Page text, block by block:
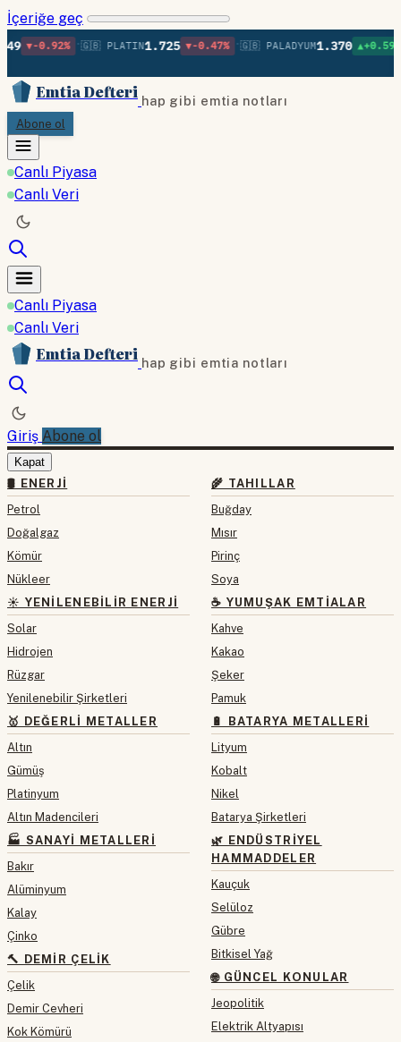
İçeriğe geç
•🇬🇧 PLATIN1.725 ▼-0.47% •🇬🇧 PALADYUM 1.370 ▲+0.59% 🇬🇧
Emtia Defteri hap gibi emtia notları
Abone ol
Canlı Piyasa
Canlı Veri
Canlı Piyasa
Canlı Veri
Emtia Defteri hap gibi emtia notları
Giriş Abone ol
Kapat
🛢 ENERJI
Petrol
Doğalgaz
Kömür
Nükleer
☀️ YENILENEBILIR ENERJI
Solar
Hidrojen
Rüzgar
Yenilenebilir Şirketleri
🥇 DEĞERLI METALLER
Altın
Gümüş
Platinyum
Altın Madencileri
🏭 SANAYI METALLERI
Bakır
Alüminyum
Kalay
Çinko
🔨 DEMIR ÇELIK
Çelik
Demir Cevheri
Kok Kömürü
🌾 TAHILLAR
Buğday
Mısır
Pirinç
Soya
☕ YUMUŞAK EMTIALAR
Kahve
Kakao
Şeker
Pamuk
🔋 BATARYA METALLERI
Lityum
Kobalt
Nikel
Batarya Şirketleri
🌿 ENDÜSTRIYEL
HAMMADDELER
Kauçuk
Selüloz
Gübre
Bitkisel Yağ
🌐 GÜNCEL KONULAR
Jeopolitik
Elektrik Altyapısı